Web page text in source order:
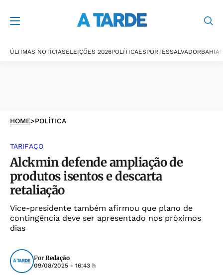
ÚLTIMAS NOTÍCIASELEIÇÕES 2026POLÍTICAESPORTESSALVADORBAHIA
HOME>POLÍTICA
TARIFAÇO
Alckmin defende ampliação de
produtos isentos e descarta
retaliação
Vice-presidente também afirmou que plano de
contingência deve ser apresentado nos próximos
dias
Por Redação
09/08/2025 - 16:43 h